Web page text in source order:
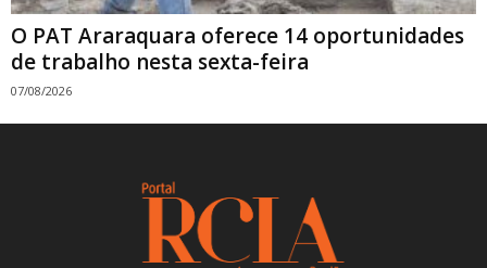
O PAT Araraquara oferece 14 oportunidades
de trabalho nesta sexta-feira
07/08/2026